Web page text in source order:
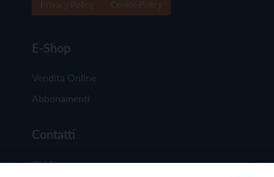
E-Shop
Vendita Online
Abbonamenti
Contatti
Chi Siamo